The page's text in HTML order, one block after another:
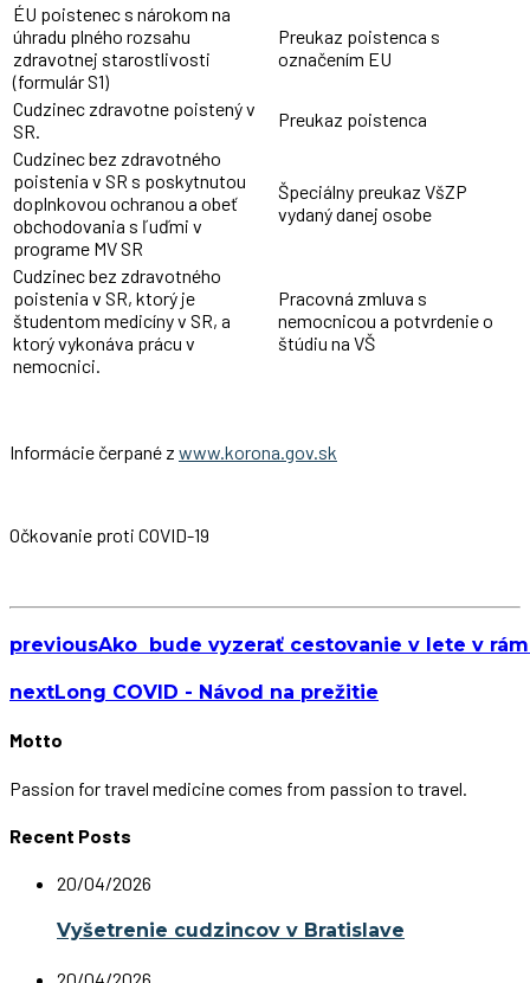
ÉU poistenec s nárokom na
úhradu plného rozsahu
zdravotnej starostlivosti
(formulár S1)
Preukaz poistenca s
označením EU
Cudzinec zdravotne poistený v
SR.
Preukaz poistenca
Cudzinec bez zdravotného
poistenia v SR s poskytnutou
doplnkovou ochranou a obeť
obchodovania s ľuďmi v
programe MV SR
Špeciálny preukaz VšZP
vydaný danej osobe
Cudzinec bez zdravotného
poistenia v SR, ktorý je
študentom medicíny v SR, a
ktorý vykonáva prácu v
nemocnici.
Pracovná zmluva s
nemocnicou a potvrdenie o
štúdiu na VŠ
Informácie čerpané z www.korona.gov.sk
Očkovanie proti COVID-19
previousAko bude vyzerať cestovanie v lete v
nextLong COVID - Návod na prežitie
Motto
Passion for travel medicine comes from passion to travel.
Recent Posts
20/04/2026
Vyšetrenie cudzincov v Bratislave
20/04/2026